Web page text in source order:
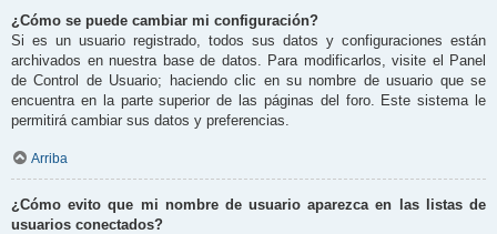
¿Cómo se puede cambiar mi configuración?
Si es un usuario registrado, todos sus datos y configuraciones están
archivados en nuestra base de datos. Para modificarlos, visite el Panel
de Control de Usuario; haciendo clic en su nombre de usuario que se
encuentra en la parte superior de las páginas del foro. Este sistema le
permitirá cambiar sus datos y preferencias.
Arriba
¿Cómo evito que mi nombre de usuario aparezca en las listas de
usuarios conectados?